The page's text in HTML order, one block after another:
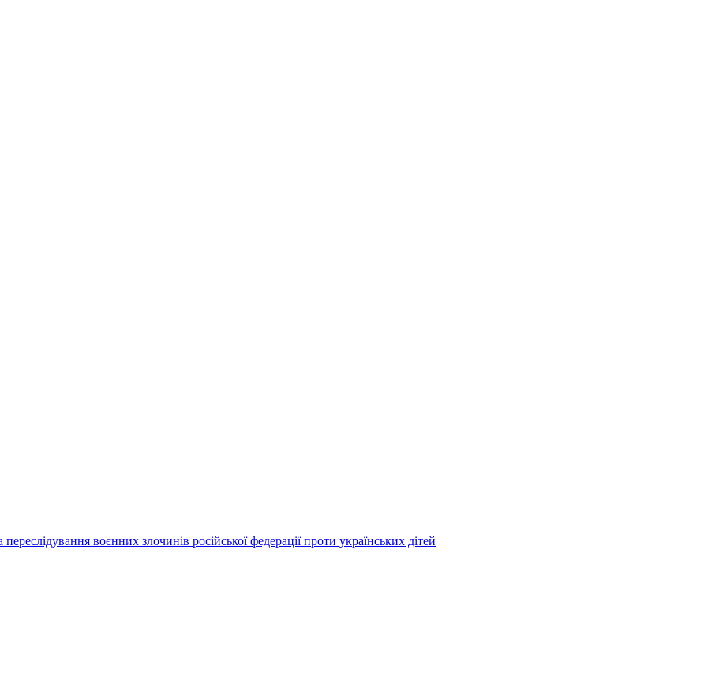
воєнних злочинів російської федерації проти українських дітей